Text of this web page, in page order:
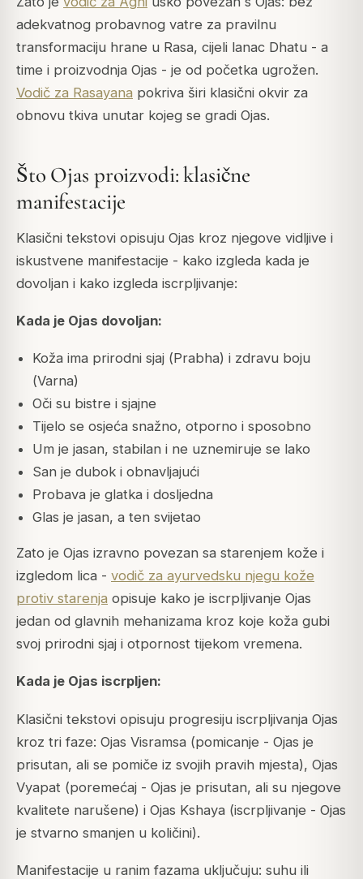
adekvatnog probavnog vatre za pravilnu
transformaciju hrane u Rasa, cijeli lanac Dhatu - a
time i proizvodnja Ojas - je od početka ugrožen.
Vodič za Rasayana pokriva širi klasični okvir za
obnovu tkiva unutar kojeg se gradi Ojas.
Što Ojas proizvodi: klasične
manifestacije
Klasični tekstovi opisuju Ojas kroz njegove vidljive i
iskustvene manifestacije - kako izgleda kada je
dovoljan i kako izgleda iscrpljivanje:
Kada je Ojas dovoljan:
Koža ima prirodni sjaj (Prabha) i zdravu boju
(Varna)
Oči su bistre i sjajne
Tijelo se osjeća snažno, otporno i sposobno
Um je jasan, stabilan i ne uznemiruje se lako
San je dubok i obnavljajući
Probava je glatka i dosljedna
Glas je jasan, a ten svijetao
Zato je Ojas izravno povezan sa starenjem kože i
izgledom lica - vodič za ayurvedsku njegu kože
protiv starenja opisuje kako je iscrpljivanje Ojas
jedan od glavnih mehanizama kroz koje koža gubi
svoj prirodni sjaj i otpornost tijekom vremena.
Kada je Ojas iscrpljen:
Klasični tekstovi opisuju progresiju iscrpljivanja Ojas
kroz tri faze: Ojas Visramsa (pomicanje - Ojas je
prisutan, ali se pomiče iz svojih pravih mjesta), Ojas
Vyapat (poremećaj - Ojas je prisutan, ali su njegove
kvalitete narušene) i Ojas Kshaya (iscrpljivanje - Ojas
je stvarno smanjen u količini).
Manifestacije u ranim fazama uključuju: suhu ili